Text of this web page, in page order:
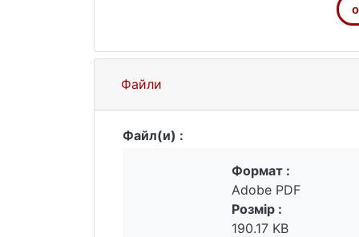
Файли
Файл(и) :
Формат :
Adobe PDF
Розмір :
190.17 KB